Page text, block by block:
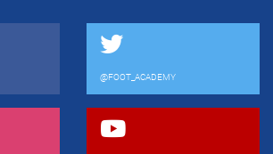
@FOOT_ACADEMY